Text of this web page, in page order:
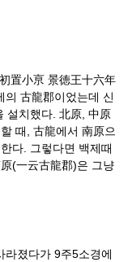
置小亰 景徳王十六年
古龍郡이었는데 신
설치했다. 北原, 中原
때, 古龍에서 南原으
다. 그렇다면 백제때
(一云古龍郡)은 그냥
라졌다가 9주5소경에